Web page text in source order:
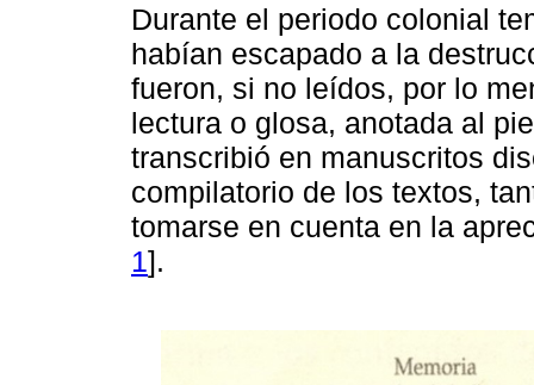
Durante el periodo colonial
habían escapado a la
fueron, si no leídos, por lo
lectura o glosa, anotada al
transcribió en manuscritos
compilatorio de los textos,
tomarse en cuenta en la
1].